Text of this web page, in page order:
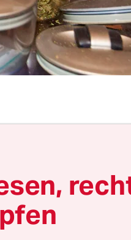
in Kreuzberg wird
gibt es
Im Internet empfehlen
um einfach an